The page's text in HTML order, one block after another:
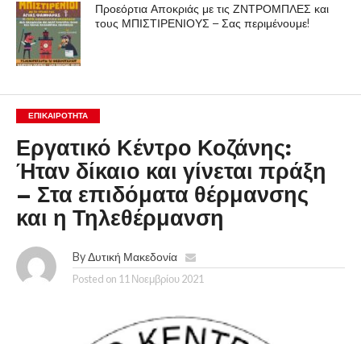
Προεόρτια Αποκριάς με τις ΖΝΤΡΟΜΠΛΕΣ και
τους ΜΠΙΣΤΙΡΕΝΙΟΥΣ – Σας περιμένουμε!
ΕΠΙΚΑΙΡΟΤΗΤΑ
Εργατικό Κέντρο Κοζάνης:
Ήταν δίκαιο και γίνεται πράξη
– Στα επιδόματα θέρμανσης
και η Τηλεθέρμανση
By Δυτική Μακεδονία
Posted on 11 Νοεμβρίου 2021